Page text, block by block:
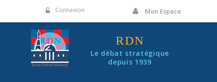
Connexion Mon Espace
RDN
Le débat stratégique
depuis 1939